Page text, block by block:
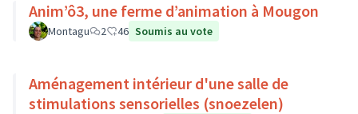
Anim’ô3, une ferme d’animation à Mougon
Montagu 2 46 Soumis au vote
Aménagement intérieur d'une salle de
stimulations sensorielles (snoezelen)